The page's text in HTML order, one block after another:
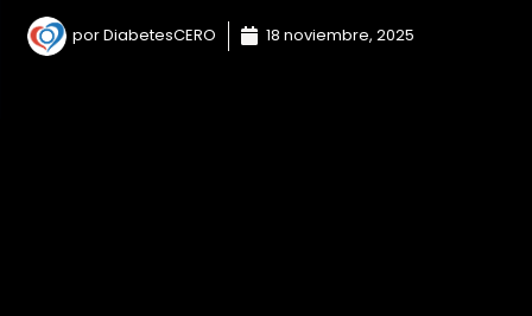
porDiabetesCERO 18 noviembre, 2025